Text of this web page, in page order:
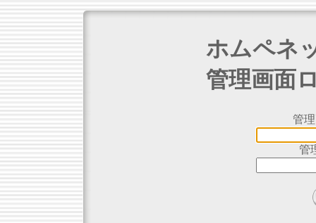
ホムペネ
管理画面
管
管